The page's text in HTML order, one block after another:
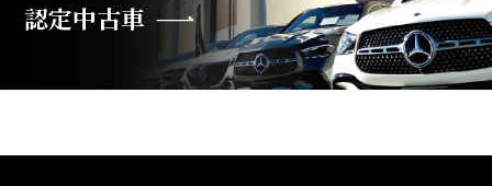
認定中古車